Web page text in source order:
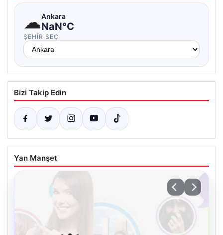
☁Ankara
NaN°C
ŞEHIR SEÇ
Bizi Takip Edin
Yan Manşet